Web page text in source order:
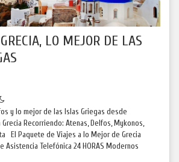
LO MEJOR DE LAS
y lo mejor de las Islas Griegas desde
Recorriendo: Atenas, Delfos, Mykonos,
El Paquete de Viajes a lo Mejor de Grecia
Asistencia Telefónica 24 HORAS Modernos